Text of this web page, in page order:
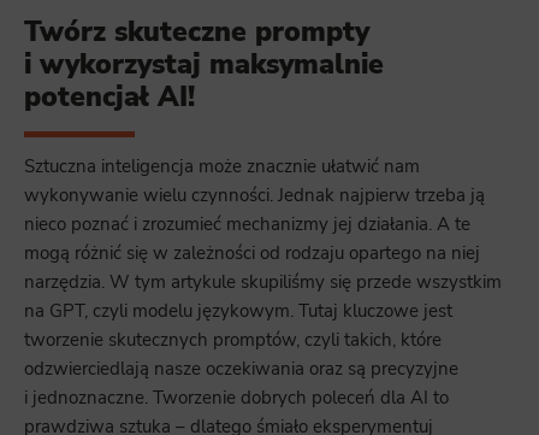
Twórz skuteczne prompty
i wykorzystaj maksymalnie
potencjał AI!
Sztuczna inteligencja może znacznie ułatwić nam
wykonywanie wielu czynności. Jednak najpierw trzeba ją
nieco poznać i zrozumieć mechanizmy jej działania. A te
mogą różnić się w zależności od rodzaju opartego na niej
narzędzia. W tym artykule skupiliśmy się przede wszystkim
na GPT, czyli modelu językowym. Tutaj kluczowe jest
tworzenie skutecznych promptów, czyli takich, które
odzwierciedlają nasze oczekiwania oraz są precyzyjne
i jednoznaczne. Tworzenie dobrych poleceń dla AI to
prawdziwa sztuka – dlatego śmiało eksperymentuj